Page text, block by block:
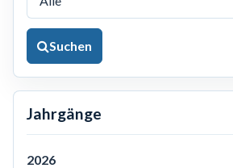
Suchen
Jahrgänge
2026